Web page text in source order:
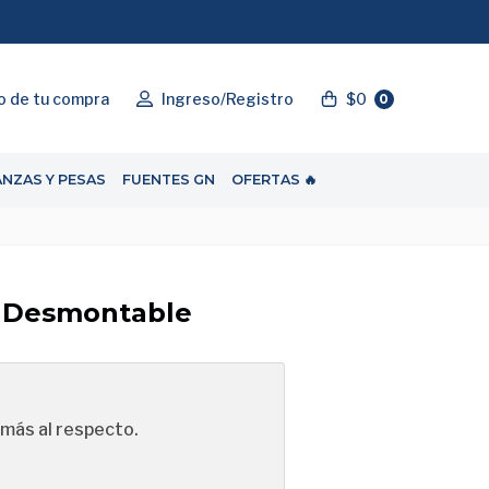
de tu compra Ingreso/Registro $0 0
Y PESAS FUENTES GN OFERTAS 🔥
al respecto.